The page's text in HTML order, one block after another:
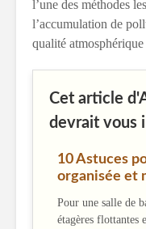
l’une des méthodes
l’accumulation de
qualité
Cet article
devrait vous
10 Astuces
organisée et
Pour une salle de
étagères flottantes